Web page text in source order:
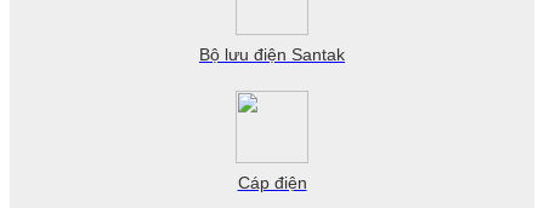
Bộ lưu điện Santak
Cáp điện